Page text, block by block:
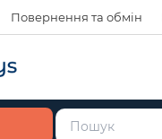
Повернення та обмін